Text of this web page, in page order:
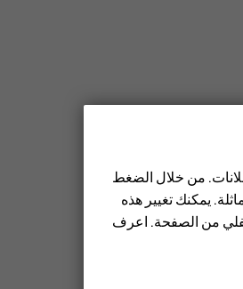
من خلال الضغط
يمكنك تغيير هذه
من الصفحة. اعرف